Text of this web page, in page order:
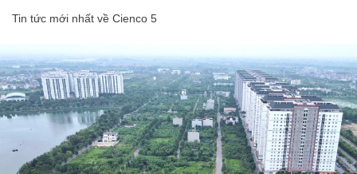
Tin tức mới nhất về Cienco 5